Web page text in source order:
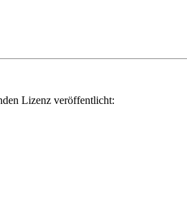
Lizenz veröffentlicht: